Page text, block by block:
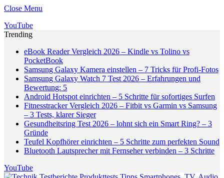
Close Menu
YouTube
Trending
eBook Reader Vergleich 2026 – Kindle vs Tolino vs
PocketBook
Samsung Galaxy Kamera einstellen – 7 Tricks für Profi-Fotos
Samsung Galaxy Watch 7 Test 2026 – Erfahrungen und
Bewertung: 5
Android Hotspot einrichten – 5 Schritte für sofortiges Surfen
Fitnesstracker Vergleich 2026 – Fitbit vs Garmin vs Samsung
– 3 Tests, klarer Sieger
Gesundheitsring Test 2026 – lohnt sich ein Smart Ring? – 3
Gründe
Teufel Kopfhörer einrichten – 5 Schritte zum perfekten Sound
Bluetooth Lautsprecher mit Fernseher verbinden – 3 Schritte
YouTube